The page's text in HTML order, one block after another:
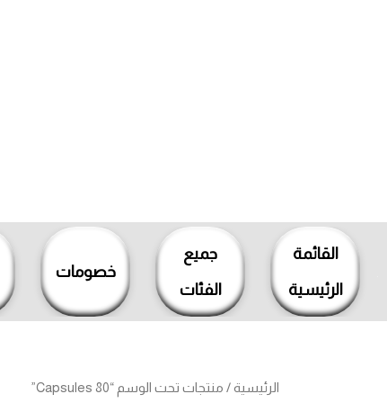
القائمة
الرئيسية
جميع
الفئات
خصومات
الرئيسية/ منتجات تحت الوسم “80 Capsules”